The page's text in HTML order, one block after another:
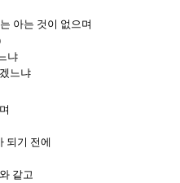
아는 것이 없으며
냐
느냐
되기 전에
같고